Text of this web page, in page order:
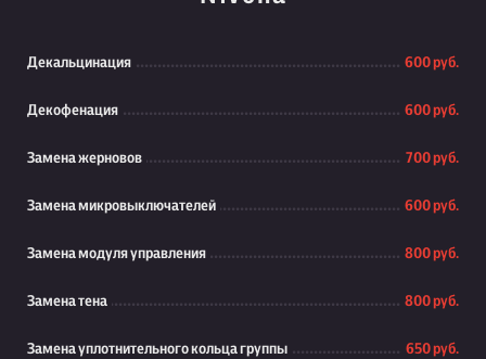
Декальцинация 600 руб.
Декофенация 600 руб.
Замена жерновов 700 руб.
Замена микровыключателей 600 руб.
Замена модуля управления 800 руб.
Замена тена 800 руб.
Замена уплотнительного кольца группы 650 руб.